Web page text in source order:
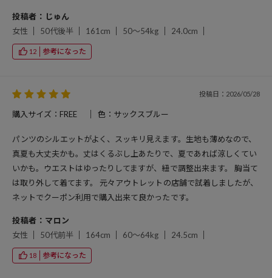
投稿者：じゅん
女性
50代後半 161cm 50～54kg 24.0cm
12 参考になった
投稿日：2026/05/28
購入サイズ：FREE 色：サックスブルー
パンツのシルエットがよく、スッキリ見えます。生地も薄めなので、
真夏も大丈夫かも。丈はくるぶし上あたりで、夏であれば涼しくてい
いかも。ウエストはゆったりしてますが、紐で調整出来ます。 胸当て
は取り外して着てます。 元々アウトレットの店舗で試着しましたが、
ネットでクーポン利用で購入出来て良かったです。
投稿者：マロン
女性
50代前半 164cm 60～64kg 24.5cm
18 参考になった